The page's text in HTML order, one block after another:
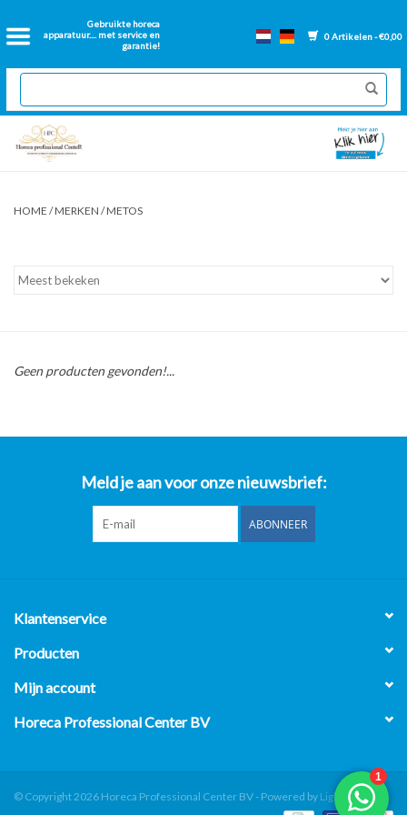
Gebruikte horeca
apparatuur.... met service en
garantie!
0 Artikelen - €0,00
Home
2dehands Horeca
Nieuwe apparatuur
Onderdelen bakwanden
Over ons
HOME /MERKEN /METOS
Geen producten gevonden!...
Meld je aan voor onze nieuwsbrief:
ABONNEER
Klantenservice
Producten
Mijn account
Horeca Professional Center BV
© Copyright 2026 Horeca Professional Center BV - Powered by Lightspeed